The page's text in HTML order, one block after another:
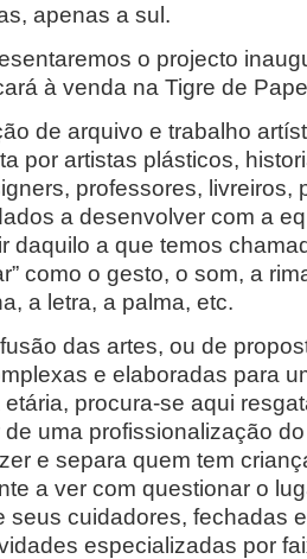
apenas a sul.
o projecto
à venda na Tigre de
de arquivo e trabalho
por artistas plásticos,
professores, livreiros,
a desenvolver com a
daquilo a que temos
como o gesto, o som, a
a letra, a palma, etc.
das artes, ou de
e elaboradas para
procura-se aqui
de uma profissionalização
e separa quem tem
a ver com questionar o
seus cuidadores, fechadas
especializadas por